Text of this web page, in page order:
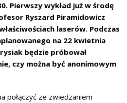
Pierwszy wykład już w środę
Ryszard Piramidowicz
laserów. Podczas
na 22 kwietnia
będzie próbował
czy można być anonimowym
połączyć ze zwiedzaniem